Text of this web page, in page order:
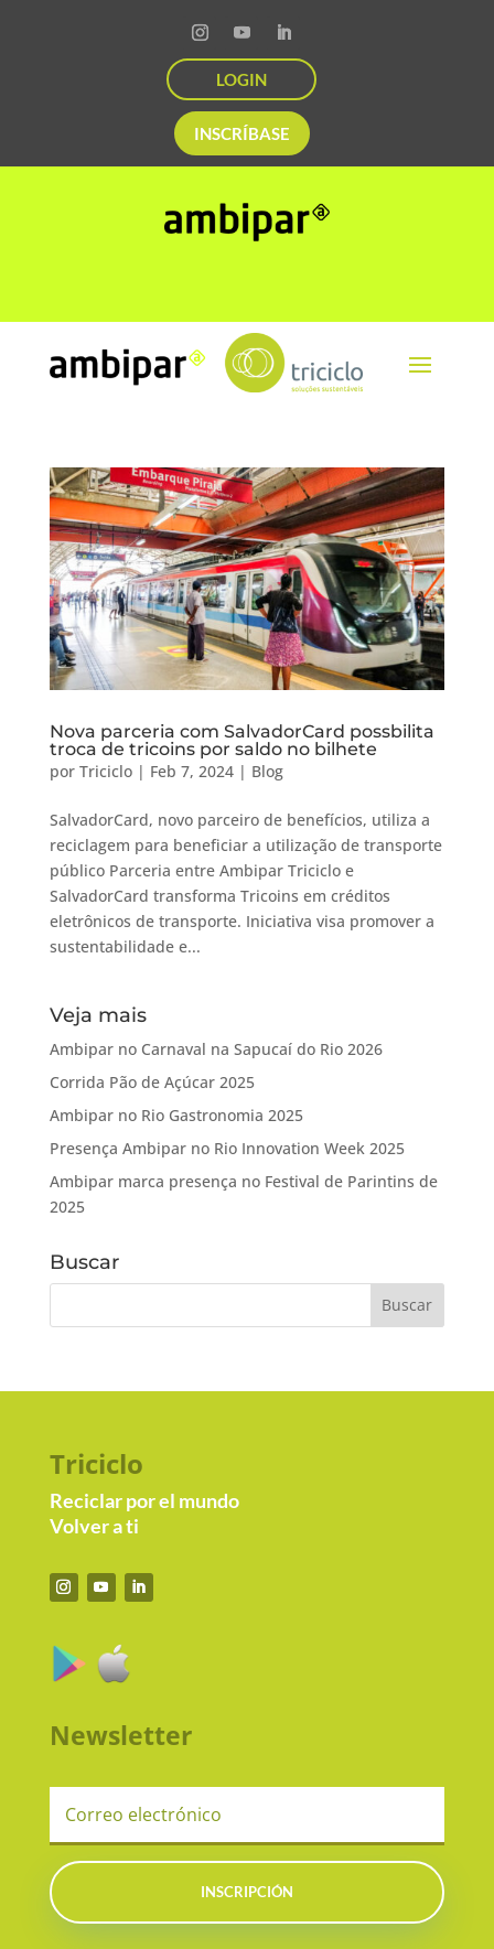
LOGIN
INSCRÍBASE
Nova parceria com SalvadorCard possbilita
troca de tricoins por saldo no bilhete
por Triciclo| Feb 7, 2024| Blog
SalvadorCard, novo parceiro de benefícios, utiliza a
reciclagem para beneficiar a utilização de transporte
público Parceria entre Ambipar Triciclo e
SalvadorCard transforma Tricoins em créditos
eletrônicos de transporte. Iniciativa visa promover a
sustentabilidade e...
Veja mais
Ambipar no Carnaval na Sapucaí do Rio 2026
Corrida Pão de Açúcar 2025
Ambipar no Rio Gastronomia 2025
Presença Ambipar no Rio Innovation Week 2025
Ambipar marca presença no Festival de Parintins de
2025
Buscar
Triciclo
Reciclar por el mundo
Volver a ti
Newsletter
INSCRIPCIÓN